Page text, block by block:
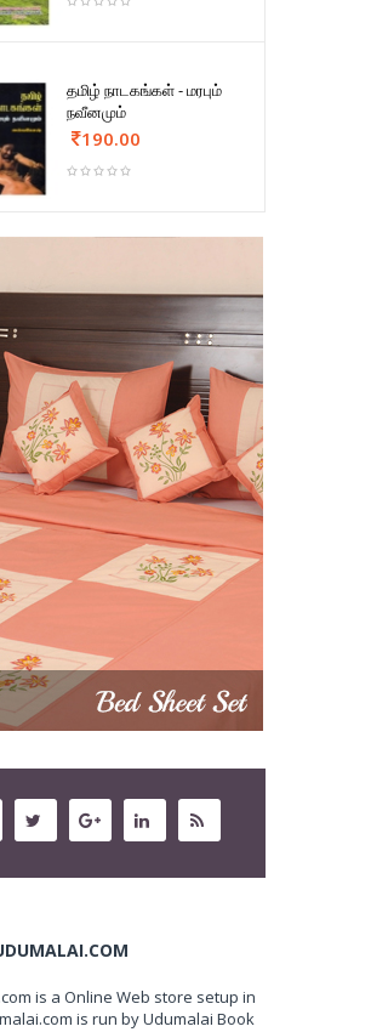
தமிழ் நாடகங்கள் - மரபும்
நவீனமும்
190.00
is a Online Web store setup in
is run by Udumalai Book